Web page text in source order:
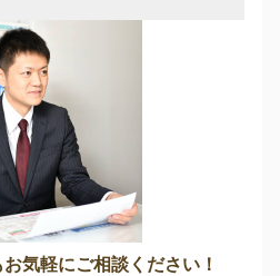
気軽にご相談ください！